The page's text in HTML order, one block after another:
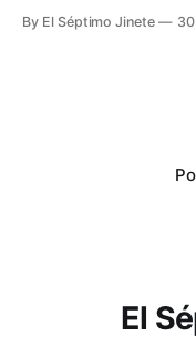
By El Séptimo Jinete
El